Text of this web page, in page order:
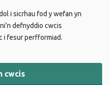
i sicrhau fod y wefan yn
defnyddio cwcis
i fesur perfformiad.
cwcis